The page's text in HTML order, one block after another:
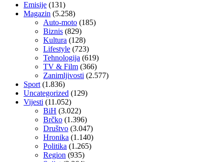
Emisije (131)
Magazin (5.258)
Auto-moto (185)
Biznis (829)
Kultura (128)
Lifestyle (723)
Tehnologija (619)
TV & Film (366)
Zanimljivosti (2.577)
Sport (1.836)
Uncategorized (129)
Vijesti (11.052)
BiH (3.022)
Brčko (1.396)
Društvo (3.047)
Hronika (1.140)
Politika (1.265)
Region (935)